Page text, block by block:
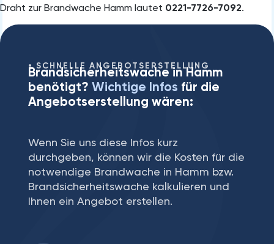
Draht zur Brandwache Hamm lautet 0221-7726-7092.
SCHNELLE ANGEBOTSERSTELLUNG
Brandsicherheitswache in Hamm
benötigt? Wichtige Infos für die
Angebotserstellung wären:
Wenn Sie uns diese Infos kurz
durchgeben, können wir die Kosten für die
notwendige Brandwache in Hamm bzw.
Brandsicherheitswache kalkulieren und
Ihnen ein Angebot erstellen.